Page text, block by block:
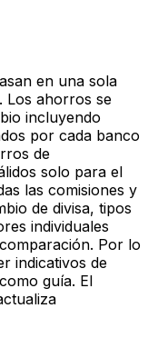
en una sola
Los ahorros se
incluyendo
por cada banco
de
solo para el
las comisiones y
de divisa, tipos
individuales
Por lo
indicativos de
guía. El